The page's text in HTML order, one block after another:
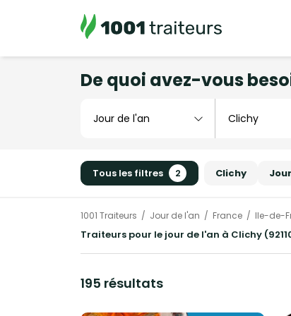
De quoi avez-vous
Tous les filtres 2 Clichy
1001 Traiteurs Jour de l'an France Ile-de-
Traiteurs pour le jour de l'an à Clichy
195 résultats